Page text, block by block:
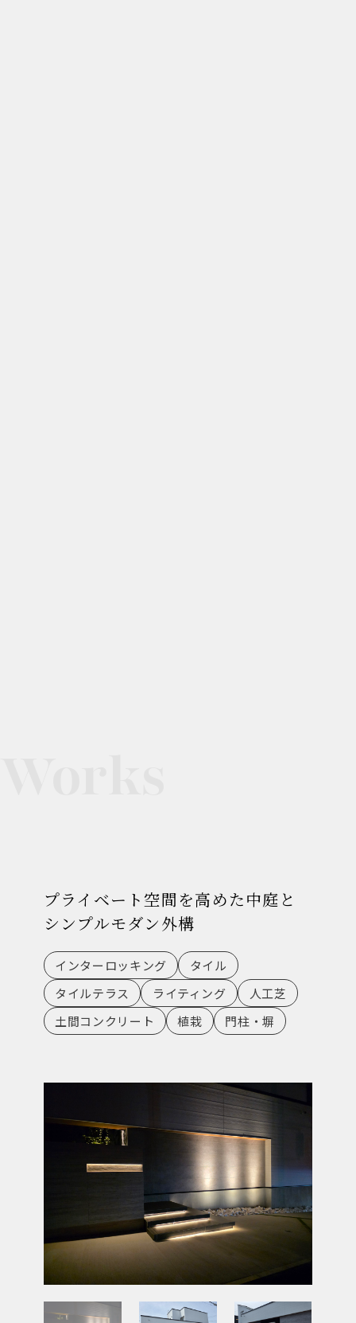
プライベート空間を高めた中庭と
シンプルモダン外構
インターロッキング
タイル
タイルテラス
ライティング
人工芝
土間コンクリート
植栽 門柱・塀